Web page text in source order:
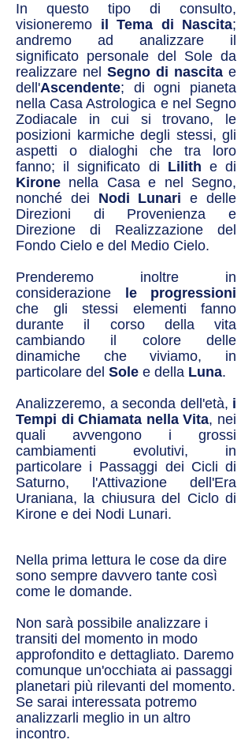
In questo tipo di consulto,
visioneremo il Tema di Nascita;
andremo ad analizzare il
significato personale del Sole da
realizzare nel Segno di nascita e
dell'Ascendente; di ogni pianeta
nella Casa Astrologica e nel Segno
Zodiacale in cui si trovano, le
posizioni karmiche degli stessi, gli
aspetti o dialoghi che tra loro
fanno; il significato di Lilith e di
Kirone nella Casa e nel Segno,
nonché dei Nodi Lunarie delle
Direzioni di Provenienza e
Direzione di Realizzazione del
Fondo Cielo e del Medio Cielo.
Prenderemo inoltre in
considerazione
le progressioni
che gli stessi elementi fanno
durante il corso della vita
cambiando il colore delle
dinamiche che viviamo, in
particolare del Sole e della Luna.
Analizzeremo, a seconda dell'età, i
Tempi di Chiamata nella Vita, nei
quali avvengono i grossi
cambiamenti evolutivi, in
particolare i Passaggi dei Cicli di
Saturno, l'Attivazione dell'Era
Uraniana, la chiusura del Ciclo di
Kirone e dei Nodi Lunari.
Nella prima lettura le cose da dire
sono sempre davvero tante così
come le domande.
Non sarà possibile analizzare i
transiti del momento in modo
approfondito e dettagliato. Daremo
comunque un'occhiata ai passaggi
planetari più rilevanti del momento.
Se sarai interessata potremo
analizzarli meglio in un altro
incontro.